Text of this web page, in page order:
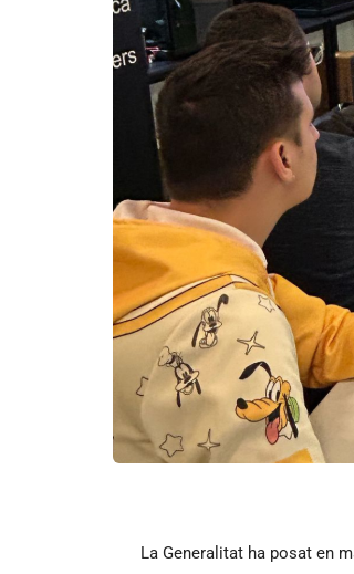
La Generalitat ha posat en